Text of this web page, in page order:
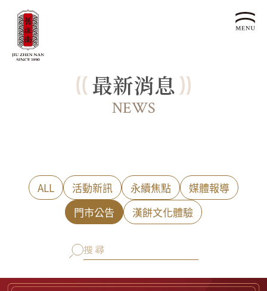
關於我們
品牌故事
認識漢餅文化
漢餅文化
文化體驗
企業客製贈禮區
喜餅預約
企業永續
企業永續發展 ESG
永續新聞集
利害關係人
最新消息
聯絡我們
全台據點
客服中心
會員禮遇
線上購物 會員禮遇 企業客製
最新消息
NEWS
ALL 活動新訊 永續焦點
媒體報導
門市公告
漢餅文化體驗